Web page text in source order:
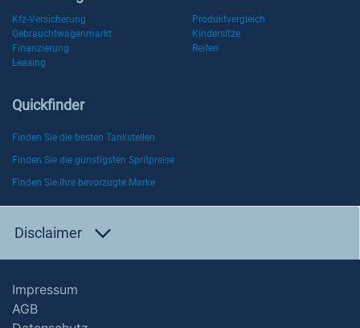
Kfz-Versicherung
Produktvergleich
Gebrauchtwagenmarkt
Kindersitze
Finanzierung
Reifen
Leasing
Quickfinder
Finden Sie die besten Tankstellen
Finden Sie die günstigsten Spritpreise
Finden Sie Ihre bevorzugte Marke
Disclaimer
Impressum
AGB